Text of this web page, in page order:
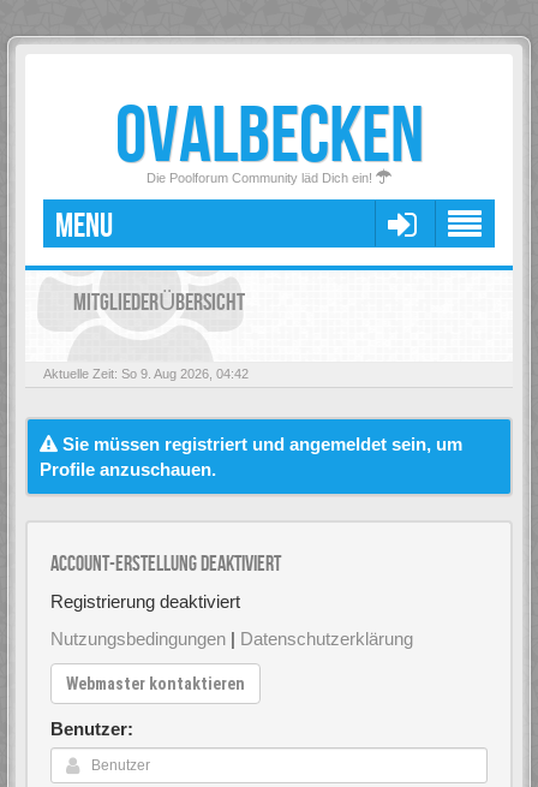
OVALBECKEN
Die Poolforum Community läd Dich ein!
MENU
MITGLIEDERÜBERSICHT
Aktuelle Zeit: So 9. Aug 2026, 04:42
Sie müssen registriert und angemeldet sein, um
Profile anzuschauen.
Account-Erstellung deaktiviert
Registrierung deaktiviert
Nutzungsbedingungen | Datenschutzerklärung
Webmaster kontaktieren
Benutzer: